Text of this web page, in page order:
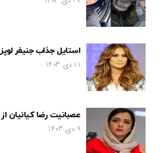
استایل جذاب جنیفر
11 دی, 1403
عصبانیت رضا کیانیان
9 دی, 1403